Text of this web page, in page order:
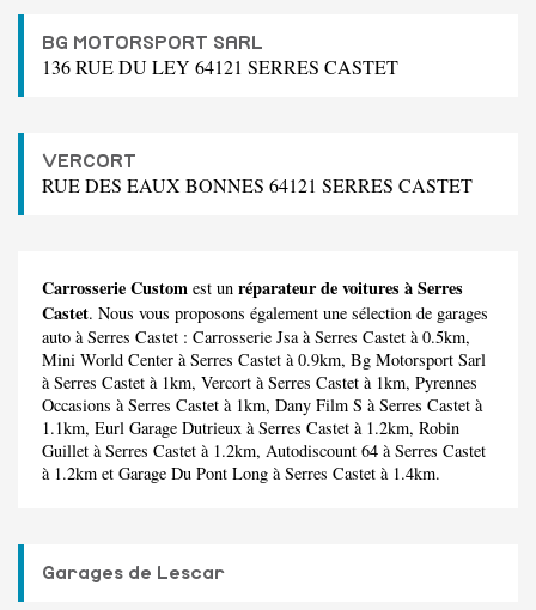
BG MOTORSPORT SARL
136 RUE DU LEY 64121 SERRES CASTET
VERCORT
RUE DES EAUX BONNES 64121 SERRES CASTET
Carrosserie Custom est un réparateur de voitures à Serres
Castet. Nous vous proposons également une sélection de garages
auto à Serres Castet : Carrosserie Jsaà Serres Castet à 0.5km,
Mini World Center à Serres Castet à 0.9km, Bg Motorsport Sarl
à Serres Castet à 1km, Vercort à Serres Castet à 1km, Pyrennes
Occasions à Serres Castet à 1km, Dany Film S à Serres Castet à
1.1km, Eurl Garage Dutrieux à Serres Castet à 1.2km, Robin
Guillet à Serres Castet à 1.2km, Autodiscount 64 à Serres Castet
à 1.2km et Garage Du Pont Long à Serres Castet à 1.4km.
Garages de Lescar